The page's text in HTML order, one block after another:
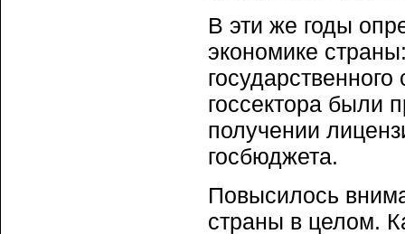
В эти же годы
экономи­ке
госсектора были
получении
госбюджета.
Повысилось
страны в целом.